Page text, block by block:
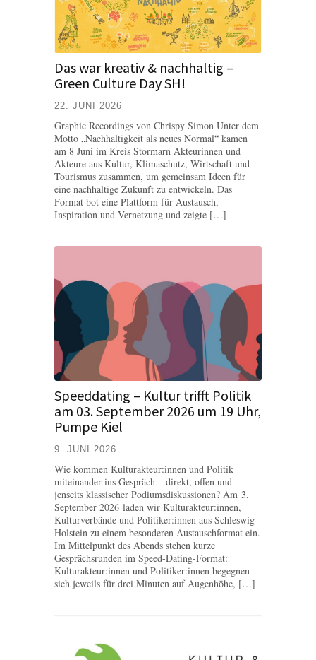
Das war kreativ & nachhaltig –
Green Culture Day SH!
22. JUNI 2026
Graphic Recordings von Chrispy Simon Unter dem
Motto „Nachhaltigkeit als neues Normal“ kamen
am 8 Juni im Kreis Stormarn Akteurinnen und
Akteure aus Kultur, Klimaschutz, Wirtschaft und
Tourismus zusammen, um gemeinsam Ideen für
eine nachhaltige Zukunft zu entwickeln. Das
Format bot eine Plattform für Austausch,
Inspiration und Vernetzung und zeigte […]
Speeddating – Kultur trifft Politik
am 03. September 2026 um 19 Uhr,
Pumpe Kiel
9. JUNI 2026
Wie kommen Kulturakteur:innen und Politik
miteinander ins Gespräch – direkt, offen und
jenseits klassischer Podiumsdiskussionen? Am 3.
September 2026 laden wir Kulturakteur:innen,
Kulturverbände und Politiker:innen aus Schleswig-
Holstein zu einem besonderen Austauschformat ein.
Im Mittelpunkt des Abends stehen kurze
Gesprächsrunden im Speed-Dating-Format:
Kulturakteur:innen und Politiker:innen begegnen
sich jeweils für drei Minuten auf Augenhöhe, […]